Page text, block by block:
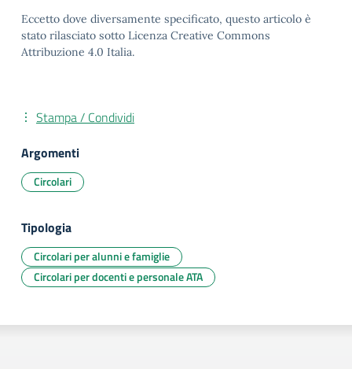
Eccetto dove diversamente specificato, questo articolo è
stato rilasciato sotto Licenza Creative Commons
Attribuzione 4.0 Italia.
Stampa / Condividi
Argomenti
Circolari
Tipologia
Circolari per alunni e famiglie
Circolari per docenti e personale ATA